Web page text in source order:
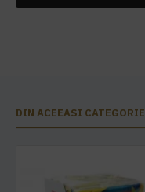
DIN ACEEASI CATEGORIE